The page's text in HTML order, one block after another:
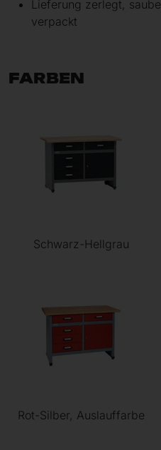
Lieferung zerlegt,
verpackt
FARBEN
Schwarz-Hellgrau
Rot-Silber, Auslauffarbe